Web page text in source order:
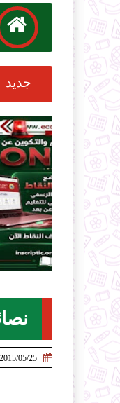
جديد
07-27
المتوسط

2015/05/25 - ecoledz